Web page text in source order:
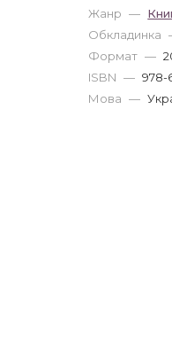
Жанр —
Обкладинка
Формат —
ISBN — 978-
Мова —